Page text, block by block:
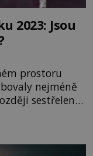
2023: Jsou
prostoru
nejméně
sestřeleny.
létajících
nové